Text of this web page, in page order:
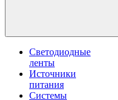
Светодиодные
ленты
Источники
питания
Системы